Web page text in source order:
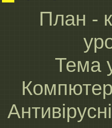
План -
Тема